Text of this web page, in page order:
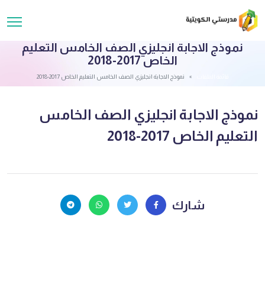
نموذج الاجابة انجليزي الصف الخامس التعليم
الخاص 2017-2018
نموذج الاجابة انجليزي الصف الخامس التعليم الخاص 2017-2018
نموذج الاجابة انجليزي الصف الخامس
التعليم الخاص 2017-2018
شارك